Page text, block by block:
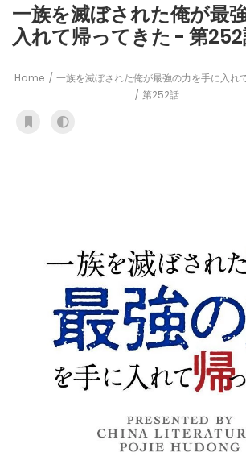
一族を滅ぼされた俺が最
入れて帰ってきた - 第
Home
一族を滅ぼされた俺が最強の力を手に入れ
第252話